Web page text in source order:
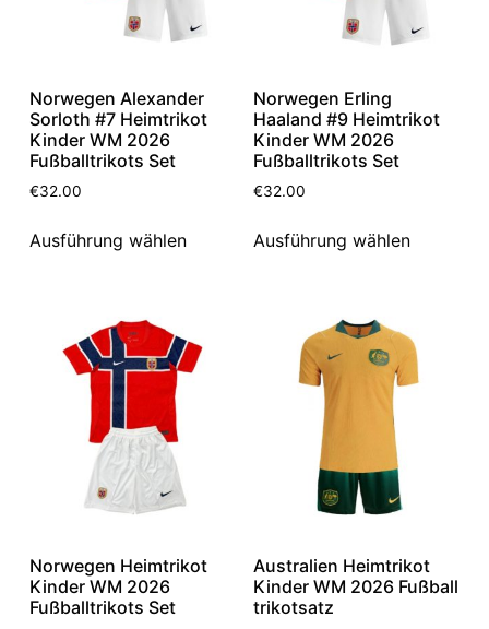
Norwegen Alexander
Sorloth #7 Heimtrikot
Kinder WM 2026
Fußballtrikots Set
€32.00
Ausführung wählen
Norwegen Erling
Haaland #9 Heimtrikot
Kinder WM 2026
Fußballtrikots Set
€32.00
Ausführung wählen
Norwegen Heimtrikot
Kinder WM 2026
Fußballtrikots Set
Australien Heimtrikot
Kinder WM 2026 Fußball
trikotsatz